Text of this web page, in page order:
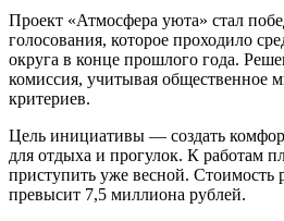
Проект «Атмосфера уюта» стал
голосования, которое проходило
округа в конце прошлого года.
комиссия, учитывая общественное
критериев.
Цель инициативы — создать
для отдыха и прогулок. К работам
приступить уже весной. Стоимость
превысит 7,5 миллиона рублей.